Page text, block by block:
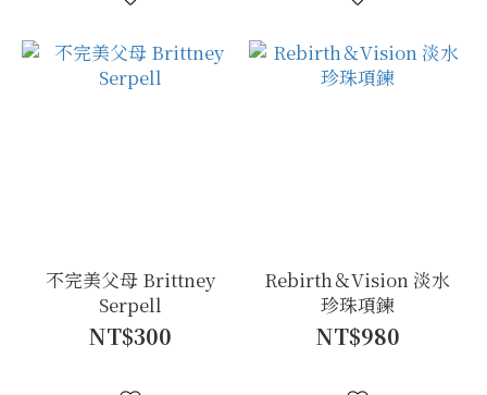
不完美父母 Brittney
Serpell
NT$300
Rebirth＆Vision 淡水
珍珠項鍊
NT$980